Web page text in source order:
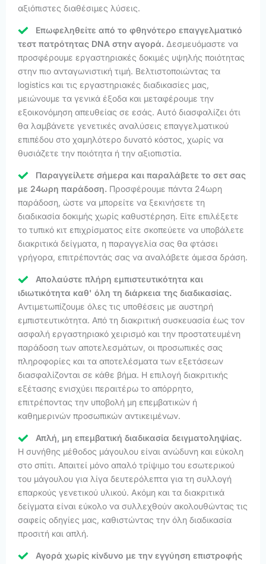
αξιόπιστες διαθέσιμες λύσεις.
Επωφεληθείτε από το φθηνότερο επαγγελματικό
τεστ πατρότητας DNA στην αγορά. Δεσμευόμαστε να
προσφέρουμε εργαστηριακές δοκιμές υψηλής ποιότητας
στην πιο ανταγωνιστική τιμή. Βελτιστοποιώντας τα
logistics και τις εργαστηριακές διαδικασίες μας,
μειώνουμε τα γενικά έξοδα και μεταφέρουμε την
εξοικονόμηση απευθείας σε εσάς. Αυτό διασφαλίζει ότι
θα λαμβάνετε γενετικές αναλύσεις επαγγελματικού
επιπέδου στο χαμηλότερο δυνατό κόστος, χωρίς να
θυσιάζετε την ποιότητα ή την αξιοπιστία.
Παραγγείλετε σήμερα και παραλάβετε το σετ σας
με 24ωρη παράδοση. Προσφέρουμε πάντα 24ωρη
παράδοση, ώστε να μπορείτε να ξεκινήσετε τη
διαδικασία δοκιμής χωρίς καθυστέρηση. Είτε επιλέξετε
το τυπικό κιτ επιχρίσματος είτε σκοπεύετε να υποβάλετε
διακριτικά δείγματα, η παραγγελία σας θα φτάσει
γρήγορα, επιτρέποντάς σας να αναλάβετε άμεσα δράση.
Απολαύστε πλήρη εμπιστευτικότητα και
ιδιωτικότητα καθ' όλη τη διάρκεια της διαδικασίας.
Αντιμετωπίζουμε όλες τις υποθέσεις με αυστηρή
εμπιστευτικότητα. Από τη διακριτική συσκευασία έως τον
ασφαλή εργαστηριακό χειρισμό και την προστατευμένη
παράδοση των αποτελεσμάτων, οι προσωπικές σας
πληροφορίες και τα αποτελέσματα των εξετάσεων
διασφαλίζονται σε κάθε βήμα. Η επιλογή διακριτικής
εξέτασης ενισχύει περαιτέρω το απόρρητο,
επιτρέποντας την υποβολή μη επεμβατικών ή
καθημερινών προσωπικών αντικειμένων.
Απλή, μη επεμβατική διαδικασία δειγματοληψίας.
Η συνήθης μέθοδος μάγουλου είναι ανώδυνη και εύκολη
στο σπίτι. Απαιτεί μόνο απαλό τρίψιμο του εσωτερικού
του μάγουλου για λίγα δευτερόλεπτα για τη συλλογή
επαρκούς γενετικού υλικού. Ακόμη και τα διακριτικά
δείγματα είναι εύκολο να συλλεχθούν ακολουθώντας τις
σαφείς οδηγίες μας, καθιστώντας την όλη διαδικασία
προσιτή και απλή.
Αγορά χωρίς κίνδυνο με την εγγύηση επιστροφής